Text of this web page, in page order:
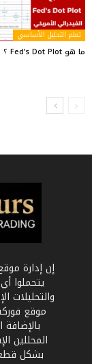
تعلم التحليل الأساسي
ما هو Fed’s Dot Plot ؟
إن إدارة
يتحملوا
موقع
المحللين
بشكل